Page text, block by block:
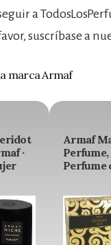
a
suscríbase a
marca Armaf
·
Armaf
Perfume,
Perfume